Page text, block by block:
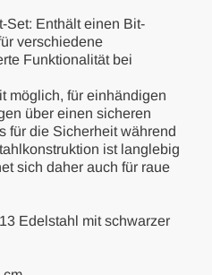
Set: Enthält einen Bit-
verschiedene
Funktionalität bei
möglich, für einhändigen
über einen sicheren
für die Sicherheit während
ist langlebig
sich daher auch für raue
Edelstahl mit schwarzer